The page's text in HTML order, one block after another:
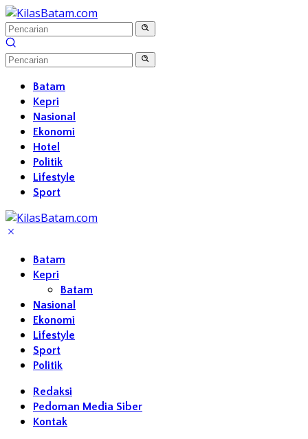
Langsung
ke
konten
Batam
Kepri
Nasional
Ekonomi
Hotel
Politik
Lifestyle
Sport
Batam
Kepri
Batam
Nasional
Ekonomi
Lifestyle
Sport
Politik
Redaksi
Pedoman Media Siber
Kontak